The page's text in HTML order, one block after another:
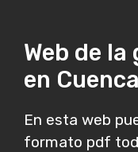
Web de
en Cuenca
En esta web
formato pdf